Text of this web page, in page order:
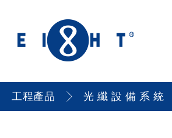
工程產品 光 纖 設 備 系 統